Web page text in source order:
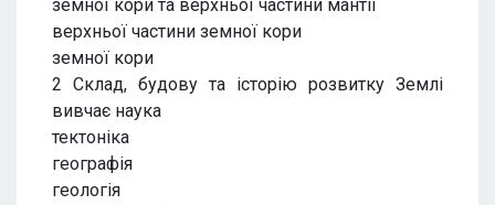
земної кори та верхньої частини мантії
верхньої частини земної кори
земної кори
2 Склад, будову та історію розвитку Землі
вивчає наука
тектоніка
географія
геологія